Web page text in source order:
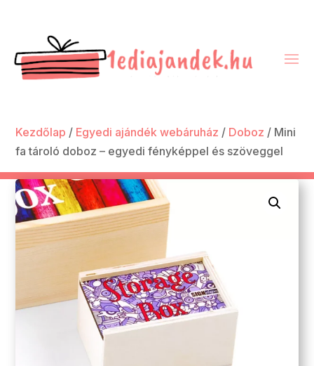
Kezdőlap / Egyedi ajándék webáruház / Doboz / Mini
fa tároló doboz – egyedi fényképpel és szöveggel